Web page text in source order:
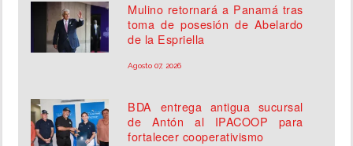
Mulino retornará a Panamá tras
toma de posesión de Abelardo
de la Espriella
Agosto 07, 2026
BDA entrega antigua sucursal
de Antón al IPACOOP para
fortalecer cooperativismo